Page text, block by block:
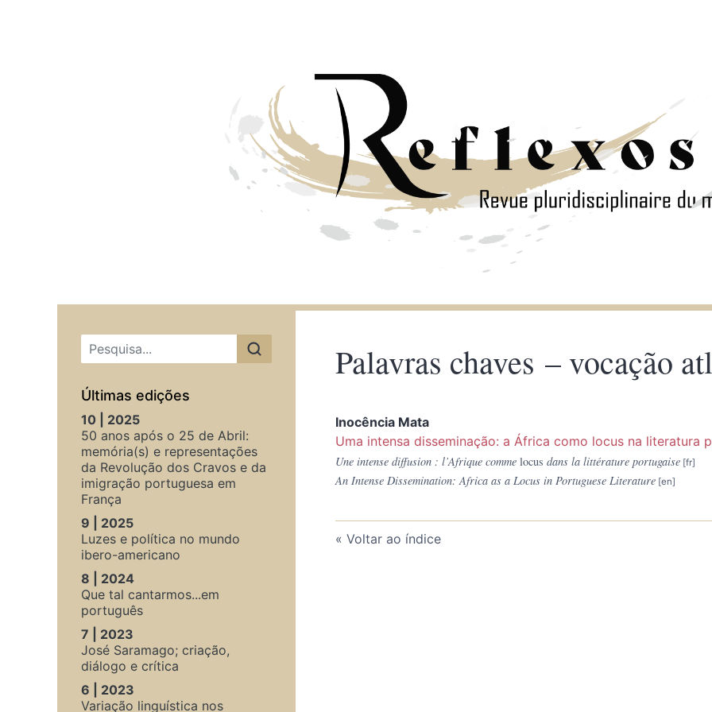
Menu principal
Últimas edições
10 | 2025
50 anos após o 25 de Abril:
memória(s) e representações
da Revolução dos Cravos e da
imigração portuguesa em
França
9 | 2025
Luzes e política no mundo
ibero-americano
8 | 2024
Que tal cantarmos...em
português
7 | 2023
José Saramago; criação,
diálogo e crítica
6 | 2023
Variação linguística nos
Palavras chaves – vocação
Inocência Mata
Uma intensa disseminação: a África como locus na literatura
Une intense diffusion : l’Afrique comme locus dans la littérature portugaise
An Intense Dissemination: Africa as a Locus in Portuguese Literature
Voltar ao índice